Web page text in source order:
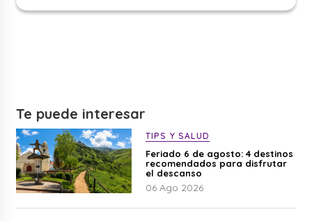
Te puede interesar
TIPS Y SALUD
Feriado 6 de agosto: 4 destinos
recomendados para disfrutar
el descanso
06 Ago 2026